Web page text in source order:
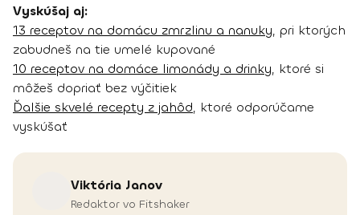
Vyskúšaj aj:
13 receptov na domácu zmrzlinu a nanuky, pri ktorých
zabudneš na tie umelé kupované
10 receptov na domáce limonády a drinky, ktoré si
môžeš dopriať bez výčitiek
Ďalšie skvelé recepty z jahôd, ktoré odporúčame
vyskúšať
Viktória Janov
Redaktor vo Fitshaker